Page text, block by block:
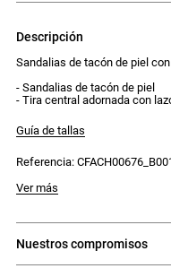
descripción
Sandalias de tacón de piel
- Sandalias de tacón de piel
- Tira central adornada con
- Tira fina ajustable en el tobillo
- Tacón de 7,5 cm
Guía de tallas
Referencia:
Ver más
nuestros compromisos